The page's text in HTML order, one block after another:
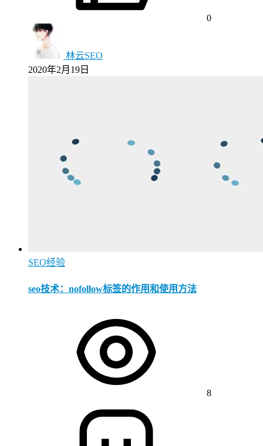
0
林云SEO
2020年2月19日
SEO经验
seo技术：nofollow标签的作用和使用方法
8